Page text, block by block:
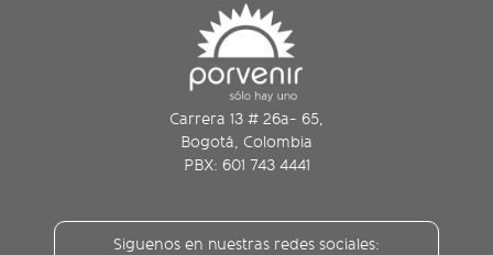
Carrera 13 # 26a- 65,
Bogotá, Colombia
PBX: 601 743 4441
Siguenos en nuestras redes sociales: